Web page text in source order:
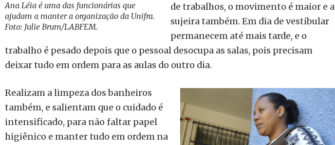
Ana Léia é uma das funcionárias que
ajudam a manter a organização da Unifra.
Foto: Julie Brum/LABFEM.
de trabalhos, o movimento é maior e a
sujeira também. Em dia de vestibular
permanecem até mais tarde, e o
trabalho é pesado depois que o pessoal desocupa as salas, pois precisam
deixar tudo em ordem para as aulas do outro dia.
Realizam a limpeza dos banheiros
também, e salientam que o cuidado é
intensificado, para não faltar papel
higiênico e manter tudo em ordem na